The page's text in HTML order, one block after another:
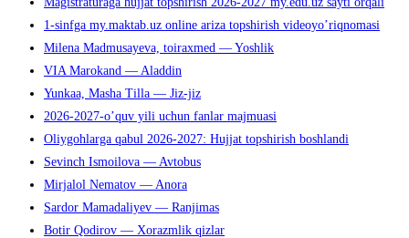
1-sinfga my.maktab.uz online ariza topshirish videoyo’riqnomasi
Milena Madmusayeva, toiraxmed — Yoshlik
VIA Marokand — Aladdin
Yunkaa, Masha Tilla — Jiz-jiz
2026-2027-o’quv yili uchun fanlar majmuasi
Oliygohlarga qabul 2026-2027: Hujjat topshirish boshlandi
Sevinch Ismoilova — Avtobus
Mirjalol Nematov — Anora
Sardor Mamadaliyev — Ranjimas
Botir Qodirov — Xorazmlik qizlar